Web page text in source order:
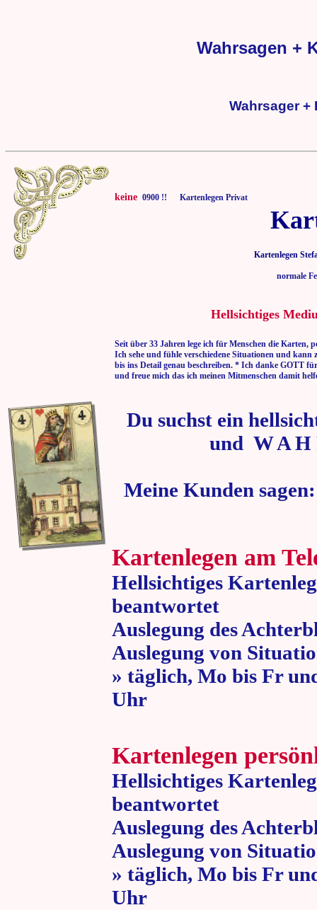
Wahrsagen +
Wahrsager +
keine 0900 !! Kartenlegen Privat
Kartenlegen
normale
Hellsichtiges
Seit über 33 Jahren lege ich für Menschen die Karten,
Ich sehe und fühle verschiedene Situationen und kann
bis ins Detail genau beschreiben. * Ich danke GOTT
und freue mich das ich meinen Mitmenschen damit
Du suchst ein
und W A H
Meine Kunden
Kartenlegen am
Hellsichtiges
beantwortet
Auslegung des
Auslegung von
» täglich, Mo bis Fr
Uhr » 80
Kartenlegen
Hellsichtiges
beantwortet
Auslegung des
Auslegung von
» täglich, Mo bis Fr
Uhr » 80